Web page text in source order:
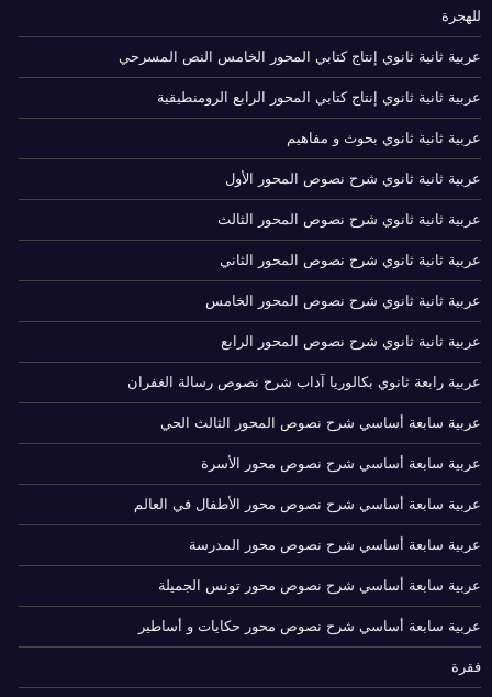
للهجرة
عربية ثانية ثانوي إنتاج كتابي المحور الخامس النص المسرحي
عربية ثانية ثانوي إنتاج كتابي المحور الرابع الرومنطيقية
عربية ثانية ثانوي بحوث و مفاهيم
عربية ثانية ثانوي شرح نصوص المحور الأول
عربية ثانية ثانوي شرح نصوص المحور الثالث
عربية ثانية ثانوي شرح نصوص المحور الثاني
عربية ثانية ثانوي شرح نصوص المحور الخامس
عربية ثانية ثانوي شرح نصوص المحور الرابع
عربية رابعة ثانوي بكالوريا آداب شرح نصوص رسالة الغفران
عربية سابعة أساسي شرح نصوص المحور الثالث الحي
عربية سابعة أساسي شرح نصوص محور الأسرة
عربية سابعة أساسي شرح نصوص محور الأطفال في العالم
عربية سابعة أساسي شرح نصوص محور المدرسة
عربية سابعة أساسي شرح نصوص محور تونس الجميلة
عربية سابعة أساسي شرح نصوص محور حكايات و أساطير
فقرة